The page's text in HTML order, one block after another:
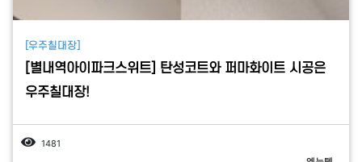
[우주칠대장]
[별내역아이파크스위트] 탄성코트와 퍼마화이트 시공은
우주칠대장!
1481